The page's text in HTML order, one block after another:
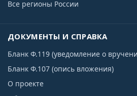
Все регионы России
ДОКУМЕНТЫ И СПРАВКА
Бланк Ф.119 (уведомление о
Бланк Ф.107 (опись вложения)
О проекте